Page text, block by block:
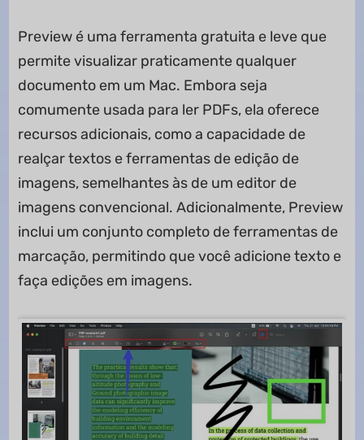
Preview é uma ferramenta gratuita e leve que
permite visualizar praticamente qualquer
documento em um Mac. Embora seja
comumente usada para ler PDFs, ela oferece
recursos adicionais, como a capacidade de
realçar textos e ferramentas de edição de
imagens, semelhantes às de um editor de
imagens convencional. Adicionalmente, Preview
inclui um conjunto completo de ferramentas de
marcação, permitindo que você adicione texto e
faça edições em imagens.